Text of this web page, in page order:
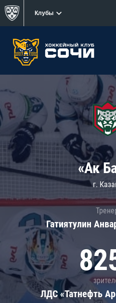
Клубы
«Ак
г.
Гатиятулин
ЛДС «Татнефть